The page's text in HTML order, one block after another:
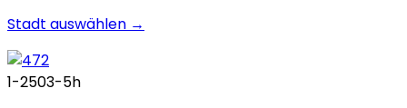
Stadt auswählen →
1-2503-5h